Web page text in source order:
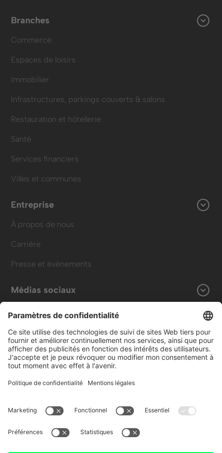
Branches
Commerce
Espaces de loisirs
Immobilier
Infrastructures, parkings couverts & salons
Restauration et hôtellerie
Santé
Services financiers
Villes et communes
Entreprise
À propos de nous
Carrière
Presse et événements
Médias sociaux
LinkedIn
Instagram
Contact